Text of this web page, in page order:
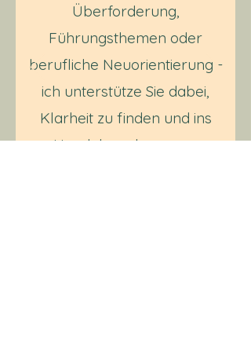
Überforderung,
Führungsthemen oder
berufliche Neuorientierung -
ich unterstütze Sie dabei,
Klarheit zu finden und ins
Handeln zu kommen.